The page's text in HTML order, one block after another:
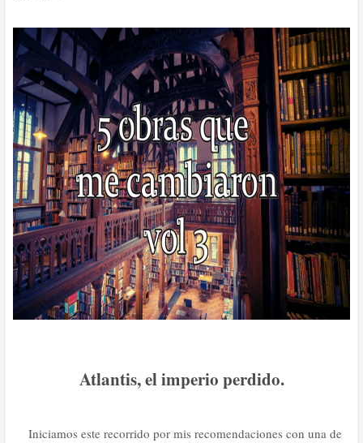
Atlantis, el imperio perdido.
Iniciamos este recorrido por mis recomendaciones con una de